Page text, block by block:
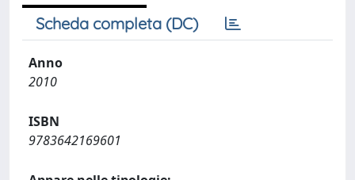
Scheda completa (DC)
Anno
2010
ISBN
9783642169601